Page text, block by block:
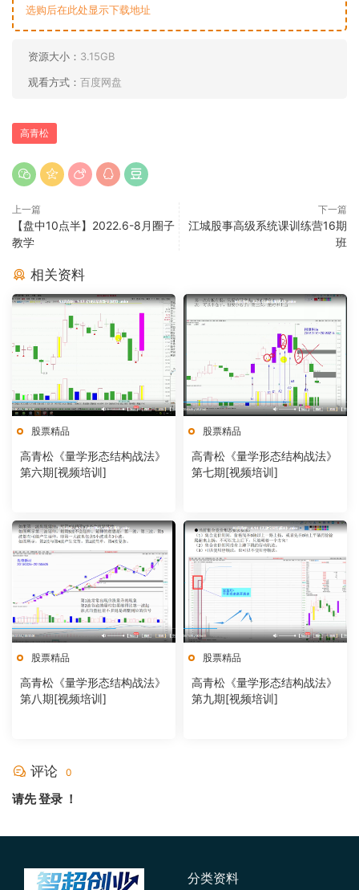
选购后在此处显示下载地址
资源大小： 3.15GB
观看方式： 百度网盘
高青松
上一篇
【盘中10点半】2022.6-8月圈子
教学
下一篇
江城股事高级系统课训练营16期
班
相关资料
股票精品
高青松《量学形态结构战法》
第六期[视频培训]
股票精品
高青松《量学形态结构战法》
第七期[视频培训]
股票精品
高青松《量学形态结构战法》
第八期[视频培训]
股票精品
高青松《量学形态结构战法》
第九期[视频培训]
评论 0
请先登录 ！
分类资料